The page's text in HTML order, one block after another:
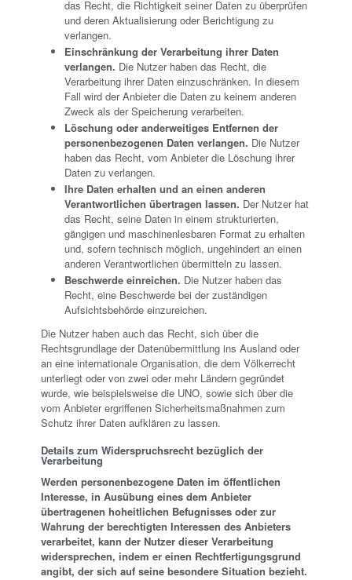
das Recht, die Richtigkeit seiner Daten zu überprüfen
und deren Aktualisierung oder Berichtigung zu
verlangen.
Einschränkung der Verarbeitung ihrer Daten
verlangen. Die Nutzer haben das Recht, die
Verarbeitung ihrer Daten einzuschränken. In diesem
Fall wird der Anbieter die Daten zu keinem anderen
Zweck als der Speicherung verarbeiten.
Löschung oder anderweitiges Entfernen der
personenbezogenen Daten verlangen. Die Nutzer
haben das Recht, vom Anbieter die Löschung ihrer
Daten zu verlangen.
Ihre Daten erhalten und an einen anderen
Verantwortlichen übertragen lassen. Der Nutzer hat
das Recht, seine Daten in einem strukturierten,
gängigen und maschinenlesbaren Format zu erhalten
und, sofern technisch möglich, ungehindert an einen
anderen Verantwortlichen übermitteln zu lassen.
Beschwerde einreichen. Die Nutzer haben das
Recht, eine Beschwerde bei der zuständigen
Aufsichtsbehörde einzureichen.
Die Nutzer haben auch das Recht, sich über die
Rechtsgrundlage der Datenübermittlung ins Ausland oder
an eine internationale Organisation, die dem Völkerrecht
unterliegt oder von zwei oder mehr Ländern gegründet
wurde, wie beispielsweise die UNO, sowie sich über die
vom Anbieter ergriffenen Sicherheitsmaßnahmen zum
Schutz ihrer Daten aufklären zu lassen.
Details zum Widerspruchsrecht bezüglich der
Verarbeitung
Werden personenbezogene Daten im öffentlichen
Interesse, in Ausübung eines dem Anbieter
übertragenen hoheitlichen Befugnisses oder zur
Wahrung der berechtigten Interessen des Anbieters
verarbeitet, kann der Nutzer dieser Verarbeitung
widersprechen, indem er einen Rechtfertigungsgrund
angibt, der sich auf seine besondere Situation bezieht.